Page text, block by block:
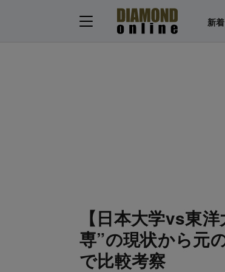
新着
【日本大学vs東
専”の現状から元
で比較考察